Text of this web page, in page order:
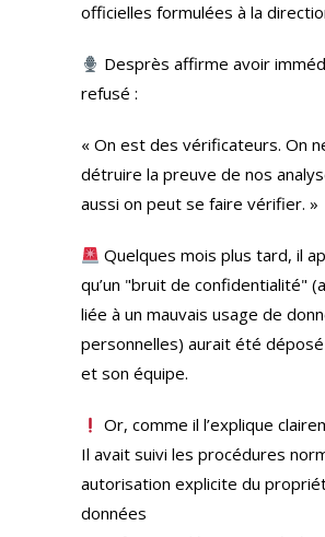
officielles formulées à la
Desprès affirme avoir
refusé :
« On est des vérificateurs. On
détruire la preuve de nos
aussi on peut se faire vérifier. »
Quelques mois plus tard, il
qu’un "bruit de confidentialité"
liée à un mauvais usage de
personnelles) aurait été
et son équipe.
Or, comme il l’explique
Il avait suivi les procédures
autorisation explicite du
données